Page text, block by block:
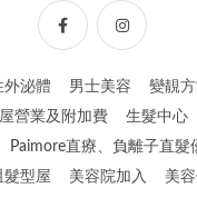
外泌體 男士美容 變靚
營業及附加費
生髮中心
Paimore直療、負離子直髮
髮型屋
美容院加入
美